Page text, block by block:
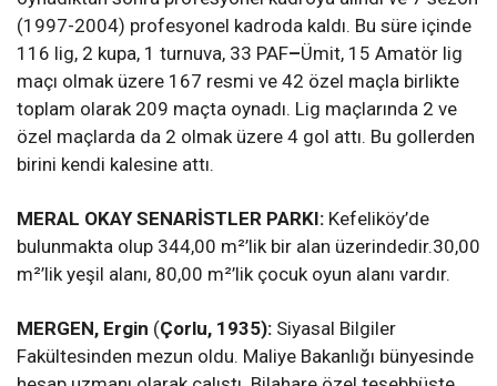
(1997-2004) profesyonel kadroda kaldı. Bu süre içinde
116 lig, 2 kupa, 1 turnuva, 33 PAF–Ümit, 15 Amatör lig
maçı olmak üzere 167 resmi ve 42 özel maçla birlikte
toplam olarak 209 maçta oynadı. Lig maçlarında 2 ve
özel maçlarda da 2 olmak üzere 4 gol attı. Bu gollerden
birini kendi kalesine attı.
MERAL OKAY SENARİSTLER PARKI: Kefeliköy’de
bulunmakta olup 344,00 m²’lik bir alan üzerindedir.30,00
m²’lik yeşil alanı, 80,00 m²’lik çocuk oyun alanı vardır.
MERGEN, Ergin (Çorlu, 1935): Siyasal Bilgiler
Fakültesinden mezun oldu. Maliye Bakanlığı bünyesinde